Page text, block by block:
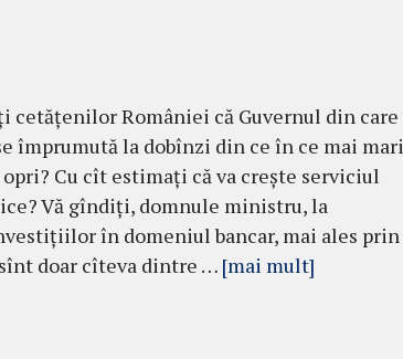
cetăţenilor României că Guvernul din care
împrumută la dobînzi din ce în ce mai mari
opri? Cu cît estimaţi că va creşte serviciul
Vă gîndiţi, domnule ministru, la
în domeniul bancar, mai ales prin
doar cîteva dintre … [mai mult]